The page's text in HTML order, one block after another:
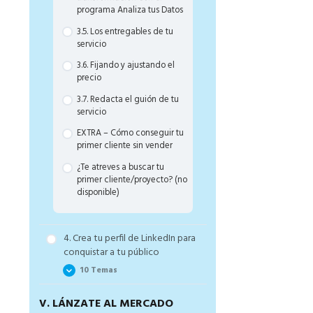
programa Analiza tus Datos
3.5. Los entregables de tu
servicio
3.6. Fijando y ajustando el
precio
3.7. Redacta el guión de tu
servicio
EXTRA – Cómo conseguir tu
primer cliente sin vender
¿Te atreves a buscar tu
primer cliente/proyecto? (no
disponible)
4. Crea tu perfil de LinkedIn para
conquistar a tu público
10 Temas
4.1. Por qué tu perfil es
V. LÁNZATE AL MERCADO